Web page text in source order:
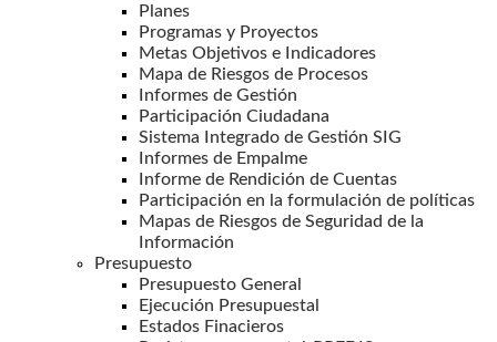
Planes
Programas y Proyectos
Metas Objetivos e Indicadores
Mapa de Riesgos de Procesos
Informes de Gestión
Participación Ciudadana
Sistema Integrado de Gestión SIG
Informes de Empalme
Informe de Rendición de Cuentas
Participación en la formulación de políticas
Mapas de Riesgos de Seguridad de la
Información
Presupuesto
Presupuesto General
Ejecución Presupuestal
Estados Finacieros